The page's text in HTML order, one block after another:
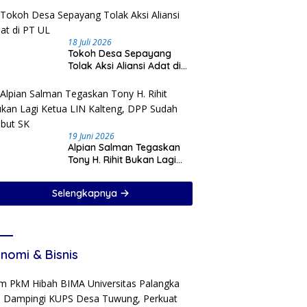
18 Juli 2026
Tokoh Desa Sepayang
Tolak Aksi Aliansi Adat di
19 Juni 2026
Alpian Salman Tegaskan
Tony H. Rihit Bukan Lagi
Sudah Cabut SK
Selengkapnya
& Bisnis